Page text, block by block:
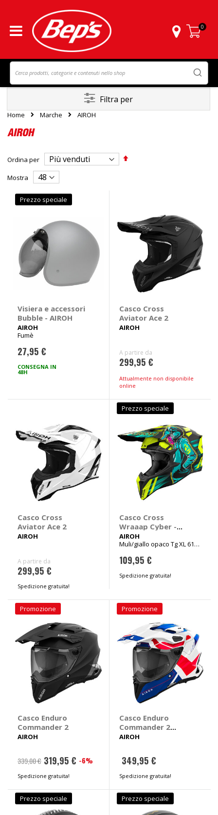
Carrello
0
Home Marche AIROH
AIROH
Ordina per
Imposta
Mostra
Prezzo speciale
Visiera e accessori
Bubble - AIROH
AIROH
Fumè
27,95 €
CONSEGNA IN
48H
Casco Cross
Aviator Ace 2
AIROH
A partire da
299,95 €
Attualmente non disponibile
online
Casco Cross
Aviator Ace 2
AIROH
A partire da
299,95 €
Spedizione gratuita!
Prezzo speciale
Casco Cross
Wraaap Cyber -
AIROH
AIROH
Muli/giallo opaco Tg XL 61-
109,95 €
Spedizione gratuita!
Promozione
Casco Enduro
Commander 2
AIROH
339,00 € 319,95 € -6%
Spedizione gratuita!
Promozione
Casco Enduro
Commander 2
Reveal
AIROH
349,95 €
Spedizione gratuita!
Prezzo speciale Prezzo speciale
Filtra per